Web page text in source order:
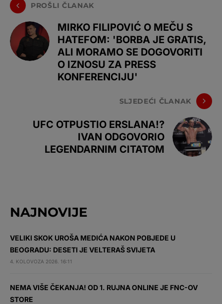
PROŠLI ČLANAK
MIRKO FILIPOVIĆ O MEČU S
HATEFOM: 'BORBA JE GRATIS,
ALI MORAMO SE DOGOVORITI
O IZNOSU ZA PRESS
KONFERENCIJU'
SLJEDEĆI ČLANAK
UFC OTPUSTIO ERSLANA!?
IVAN ODGOVORIO
LEGENDARNIM CITATOM
NAJNOVIJE
VELIKI SKOK UROŠA MEDIĆA NAKON POBJEDE U
BEOGRADU: DESETI JE VELTERAŠ SVIJETA
4. KOLOVOZA 2026. 16:11
NEMA VIŠE ČEKANJA! OD 1. RUJNA ONLINE JE FNC-OV
STORE